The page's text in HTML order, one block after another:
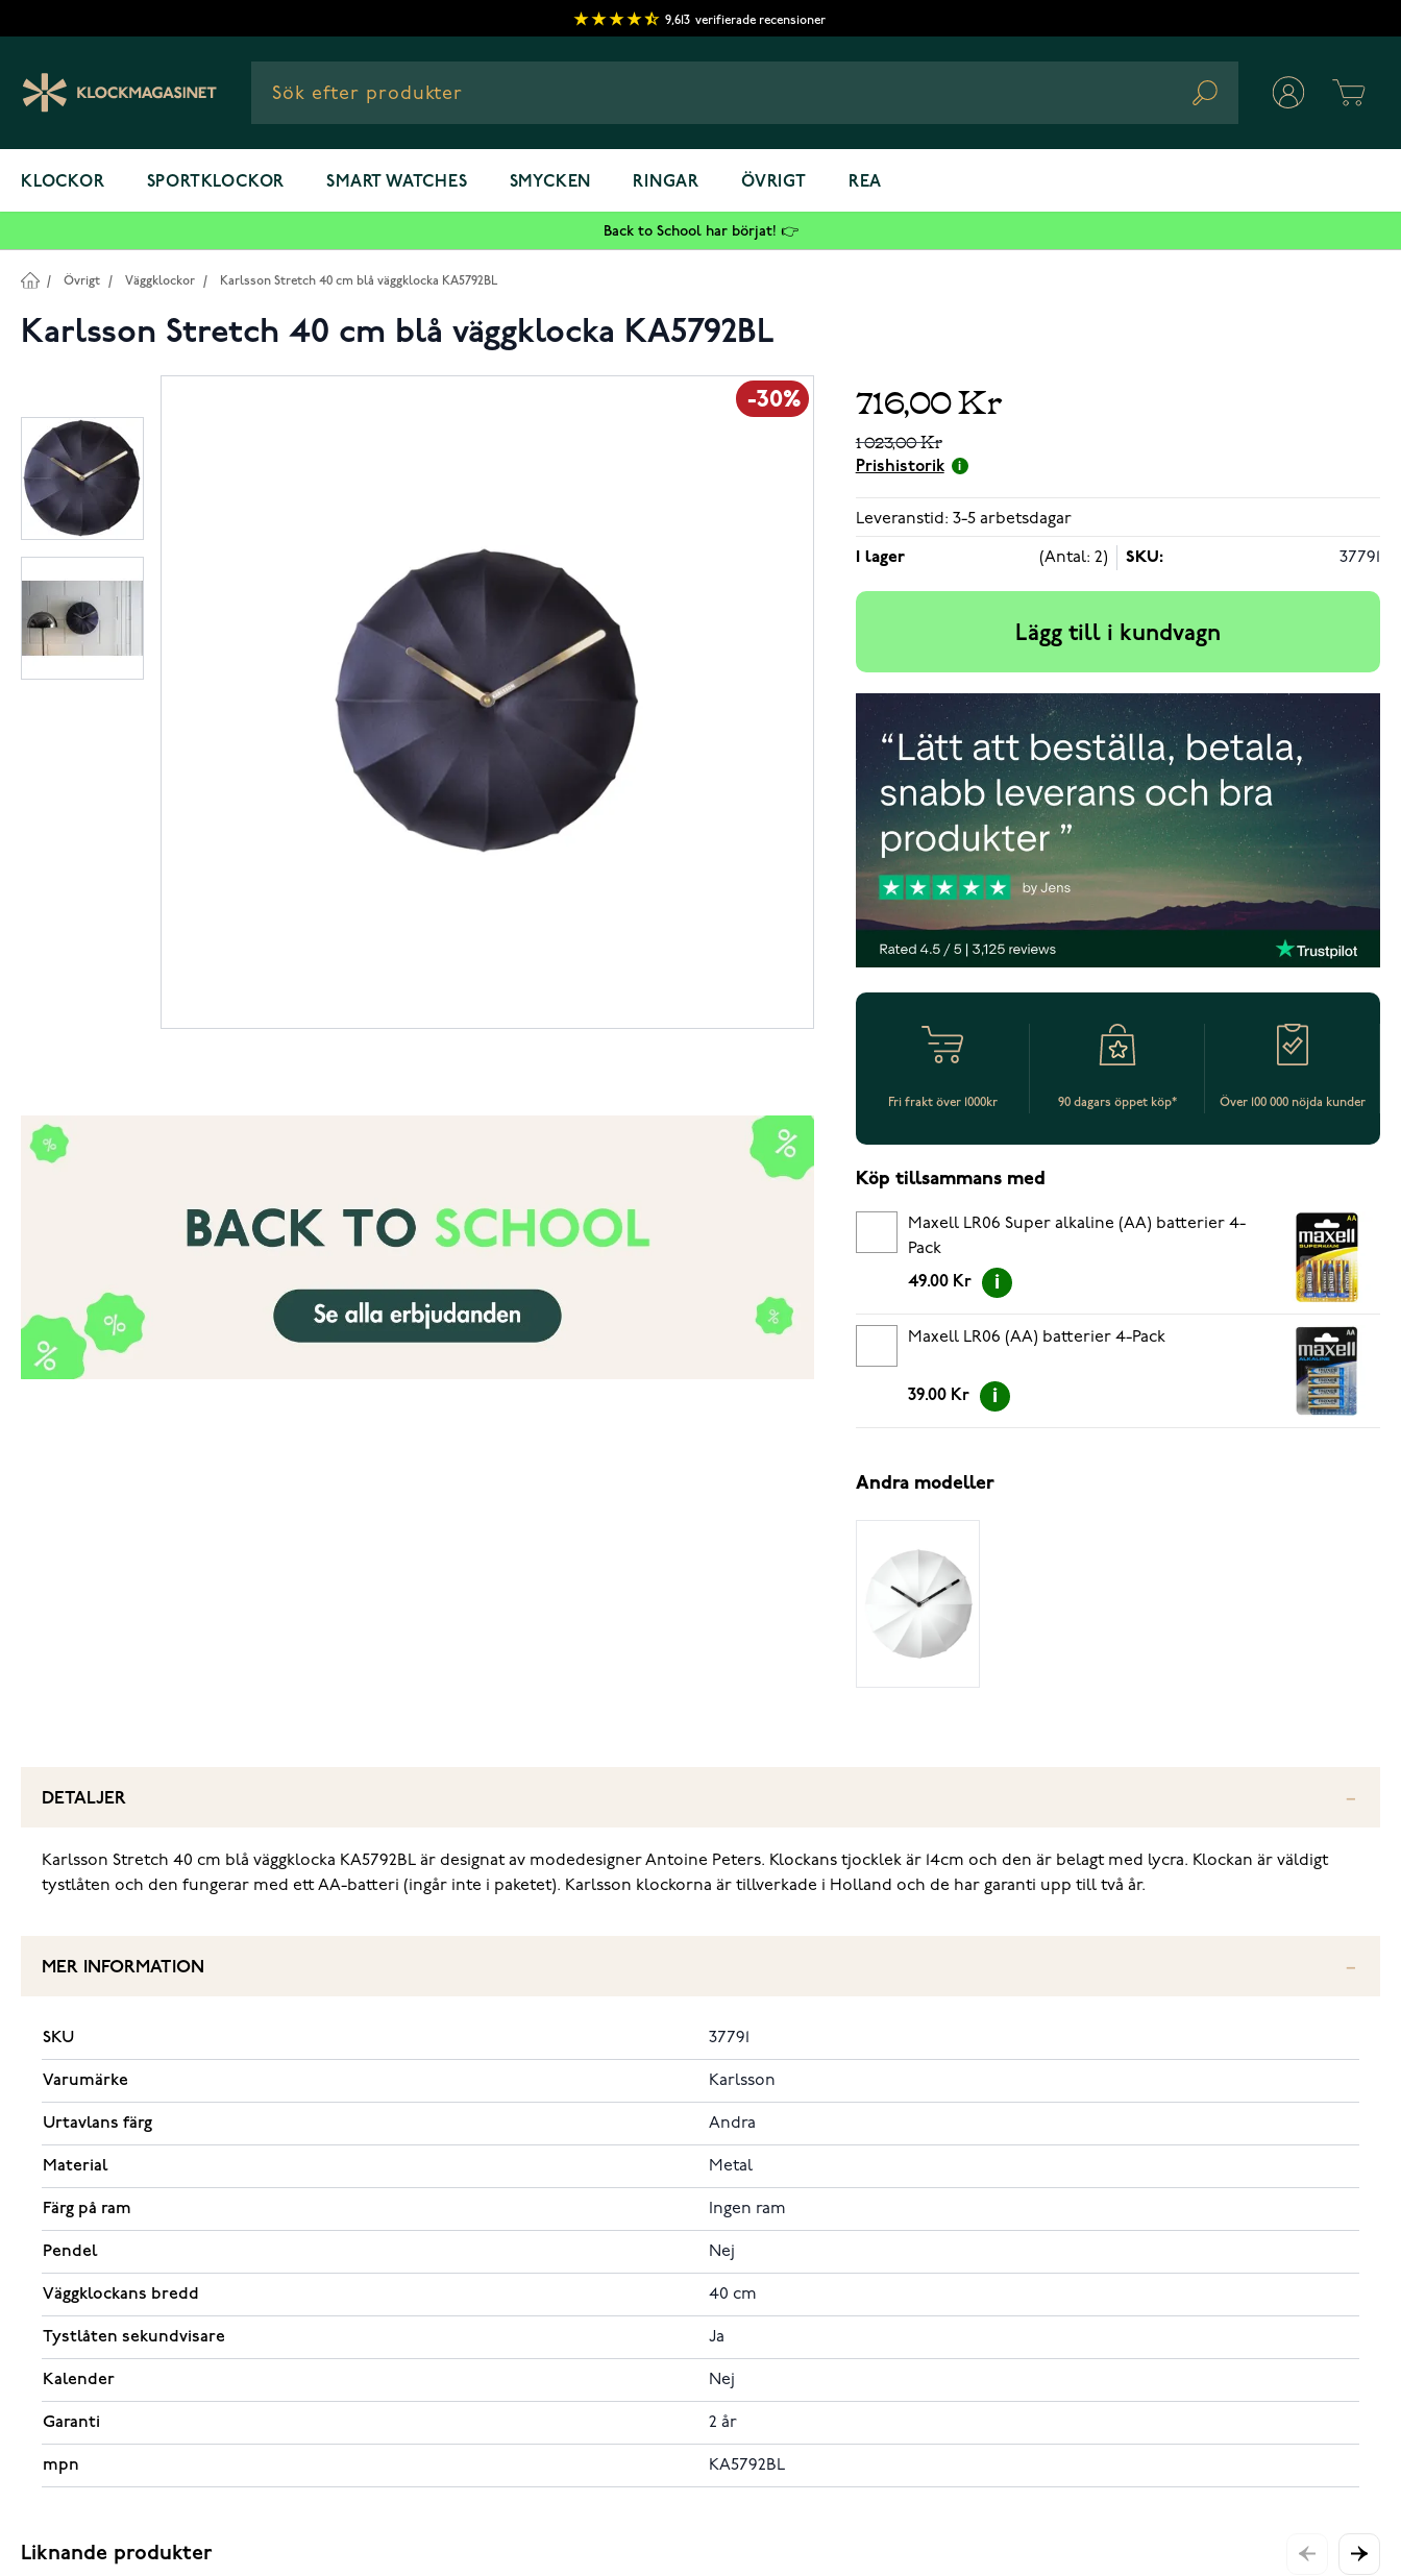
9,613 verifierade recensioner
Search
KLOCKOR SPORTKLOCKOR SMART WATCHES SMYCKEN RINGAR ÖVRIGT REA
Back to School har börjat! 👉
/ Övrigt / Väggklockor / Karlsson Stretch 40 cm blå väggklocka KA5792BL
Karlsson Stretch 40 cm blå väggklocka KA5792BL
-30% 716,00 Kr
1 023,00 Kr
Prishistorik
Leveranstid: 3-5 arbetsdagar
I lager (Antal: 2) SKU: 37791
Lägg till i kundvagn
Fri frakt över 1000kr 90 dagars öppet köp* Över 100 000 nöjda kunder
Köp tillsammans med
Maxell LR06 Super alkaline (AA) batterier 4-
Pack
49.00 Kr
Maxell LR06 (AA) batterier 4-Pack
39.00 Kr
Andra modeller
DETALJER
‌Karlsson Stretch 40 cm blå väggklocka KA5792BL är designat av modedesigner Antoine Peters. Klockans tjocklek är 14cm och den är belagt med lycra. Klockan är väldigt
tystlåten och den fungerar med ett AA-batteri (ingår inte i paketet). Karlsson klockorna är tillverkade i Holland och de har garanti upp till två år.
MER INFORMATION
SKU 37791
Varumärke Karlsson
Urtavlans färg Andra
Material Metal
Färg på ram Ingen ram
Pendel Nej
Väggklockans bredd 40 cm
Tystlåten sekundvisare Ja
Kalender Nej
Garanti 2 år
mpn KA5792BL
Liknande produkter